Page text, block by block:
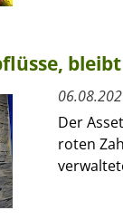
Der
roten